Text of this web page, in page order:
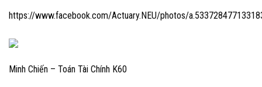
https://www.facebook.com/Actuary.NEU/photos/
Minh Chiến – Toán Tài Chính K60